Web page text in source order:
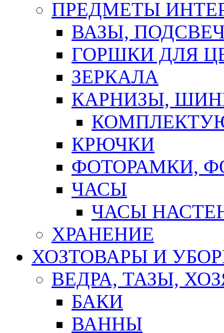
ПРЕДМЕТЫ
ВАЗЫ,
ГОРШКИ ДЛЯ
ЗЕРКАЛА
КАРНИЗЫ,
КРЮЧКИ
ФОТОРАМКИ,
ЧАСЫ
ЧАСЫ
ХРАНЕНИЕ
ХОЗТОВАРЫ И
ВЕДРА, ТАЗЫ,
БАКИ
ВАННЫ